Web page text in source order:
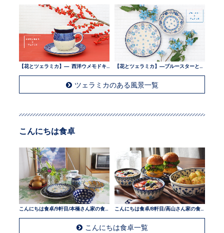
ツェラミカのある風景一覧
こんにちは食卓
こんにちは食卓/9軒目/本橋さん家の食卓
こんにちは食卓一覧